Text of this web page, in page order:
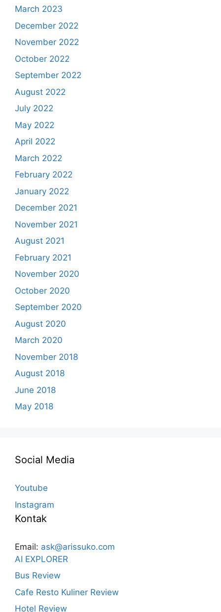
March 2023
December 2022
November 2022
October 2022
September 2022
August 2022
July 2022
May 2022
April 2022
March 2022
February 2022
January 2022
December 2021
November 2021
August 2021
February 2021
November 2020
October 2020
September 2020
August 2020
March 2020
November 2018
August 2018
June 2018
May 2018
Social Media
Youtube
Instagram
Kontak
Email: ask@arissuko.com
AI EXPLORER
Bus Review
Cafe Resto Kuliner Review
Hotel Review